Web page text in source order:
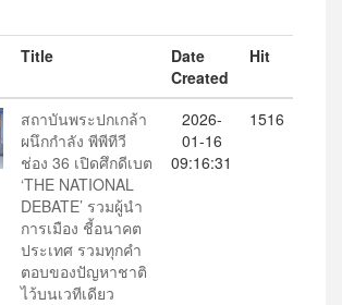
Title
Date
Created
Hit
สถาบันพระปกเกล้า
ผนึกกำลัง พีพีทีวี
ช่อง 36 เปิดศึกดีเบต
‘THE NATIONAL
DEBATE’ รวมผู้นำ
การเมือง ชี้อนาคต
ประเทศ รวมทุกคำ
ตอบของปัญหาชาติ
ไว้บนเวทีเดียว
2026-
01-16
09:16:31
1516